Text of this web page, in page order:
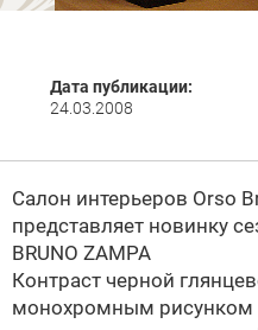
Дата публикации:
24.03.2008
Салон интерьеров Orso
представляет новинку
BRUNO ZAMPA
Контраст черной
монохромным рисунком